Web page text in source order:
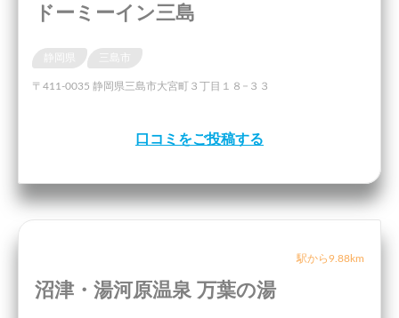
ドーミーイン三島
〒411-0035 静岡県三島市大宮町３丁目１８−３３
口コミをご投稿する
駅から9.88km
沼津・湯河原温泉 万葉の湯